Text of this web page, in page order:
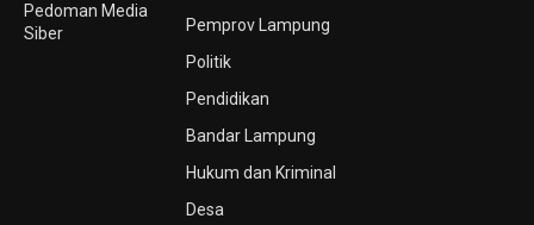
Pedoman Media
Siber
Pemprov Lampung
Politik
Pendidikan
Bandar Lampung
Hukum dan Kriminal
Desa